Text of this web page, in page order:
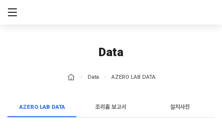
Data AZERO LAB DATA
Data
AZERO LAB DATA 조리흄 보고서 설치사진